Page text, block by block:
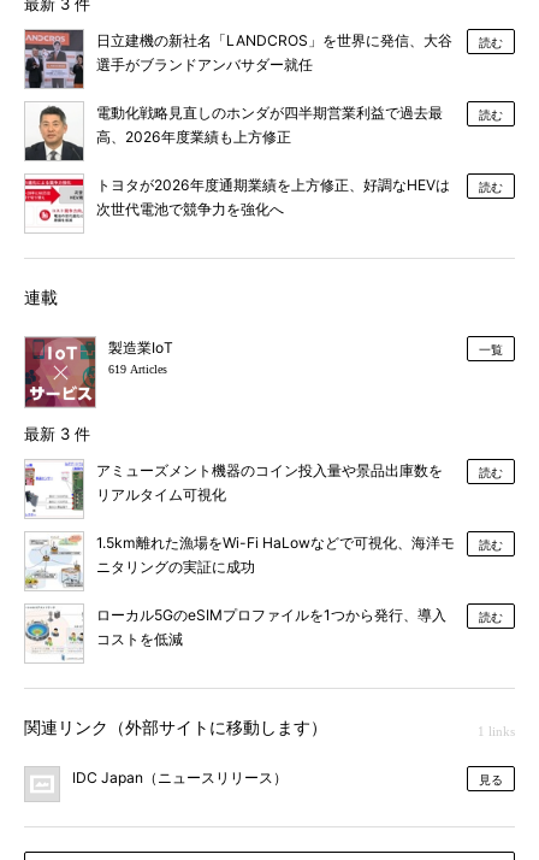
日立建機の新社名「LANDCROS」を世界に発信、大谷
選手がブランドアンバサダー就任
読む
電動化戦略見直しのホンダが四半期営業利益で過去最
高、2026年度業績も上方修正
読む
トヨタが2026年度通期業績を上方修正、好調なHEVは
次世代電池で競争力を強化へ
読む
連載
製造業IoT
619 Articles
一覧
最新 3 件
アミューズメント機器のコイン投入量や景品出庫数を
リアルタイム可視化
読む
1.5km離れた漁場をWi-Fi HaLowなどで可視化、海洋モ
ニタリングの実証に成功
読む
ローカル5GのeSIMプロファイルを1つから発行、導入
コストを低減
読む
関連リンク（外部サイトに移動します） 1 links
IDC Japan（ニュースリリース） 見る